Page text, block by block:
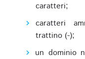
caratteri;
caratteri
trattino (-);
un dominio